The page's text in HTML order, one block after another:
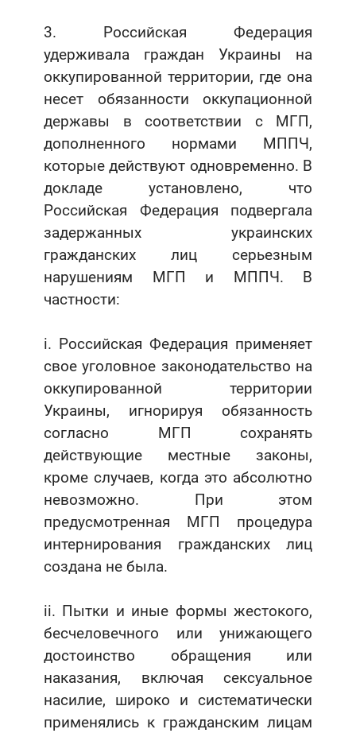
3. Российская Федерация
удерживала граждан Украины на
оккупированной территории, где она
несет обязанности оккупационной
державы в соответствии с МГП,
дополненного нормами МППЧ,
которые действуют одновременно. В
докладе установлено, что
Российская Федерация подвергала
задержанных украинских
гражданских лиц серьезным
нарушениям МГП и МППЧ. В
частности:
i. Российская Федерация применяет
свое уголовное законодательство на
оккупированной территории
Украины, игнорируя обязанность
согласно МГП сохранять
действующие местные законы,
кроме случаев, когда это абсолютно
невозможно. При этом
предусмотренная МГП процедура
интернирования гражданских лиц
создана не была.
ii. Пытки и иные формы жестокого,
бесчеловечного или унижающего
достоинство обращения или
наказания, включая сексуальное
насилие, широко и систематически
применялись к гражданским лицам